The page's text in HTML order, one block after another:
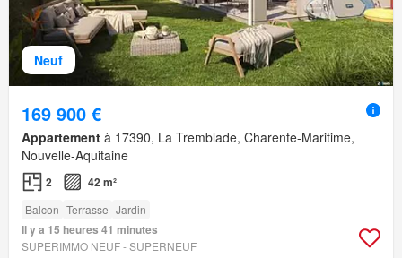
Neuf
169 900 €
Appartement à 17390, La Tremblade, Charente-Maritime,
Nouvelle-Aquitaine
2 42 m²
Balcon Terrasse Jardin
Il y a 15 heures 41 minutes
SUPERIMMO NEUF - SUPERNEUF